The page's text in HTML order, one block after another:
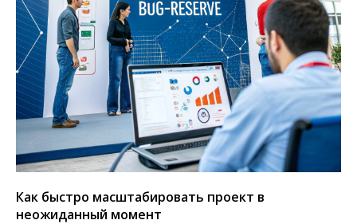
Как быстро масштабировать проект в
неожиданный момент